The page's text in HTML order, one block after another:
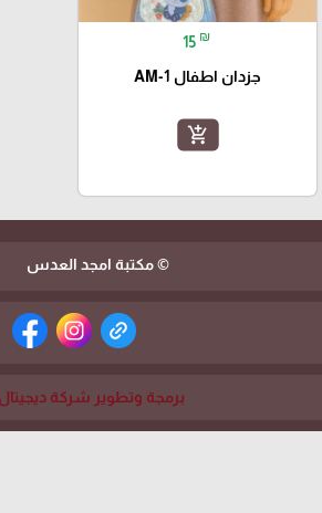
15 ₪
جزدان اطفال AM-1
add_shopping_cart
© مكتبة امجد العدس
برمجة وتطوير شركة